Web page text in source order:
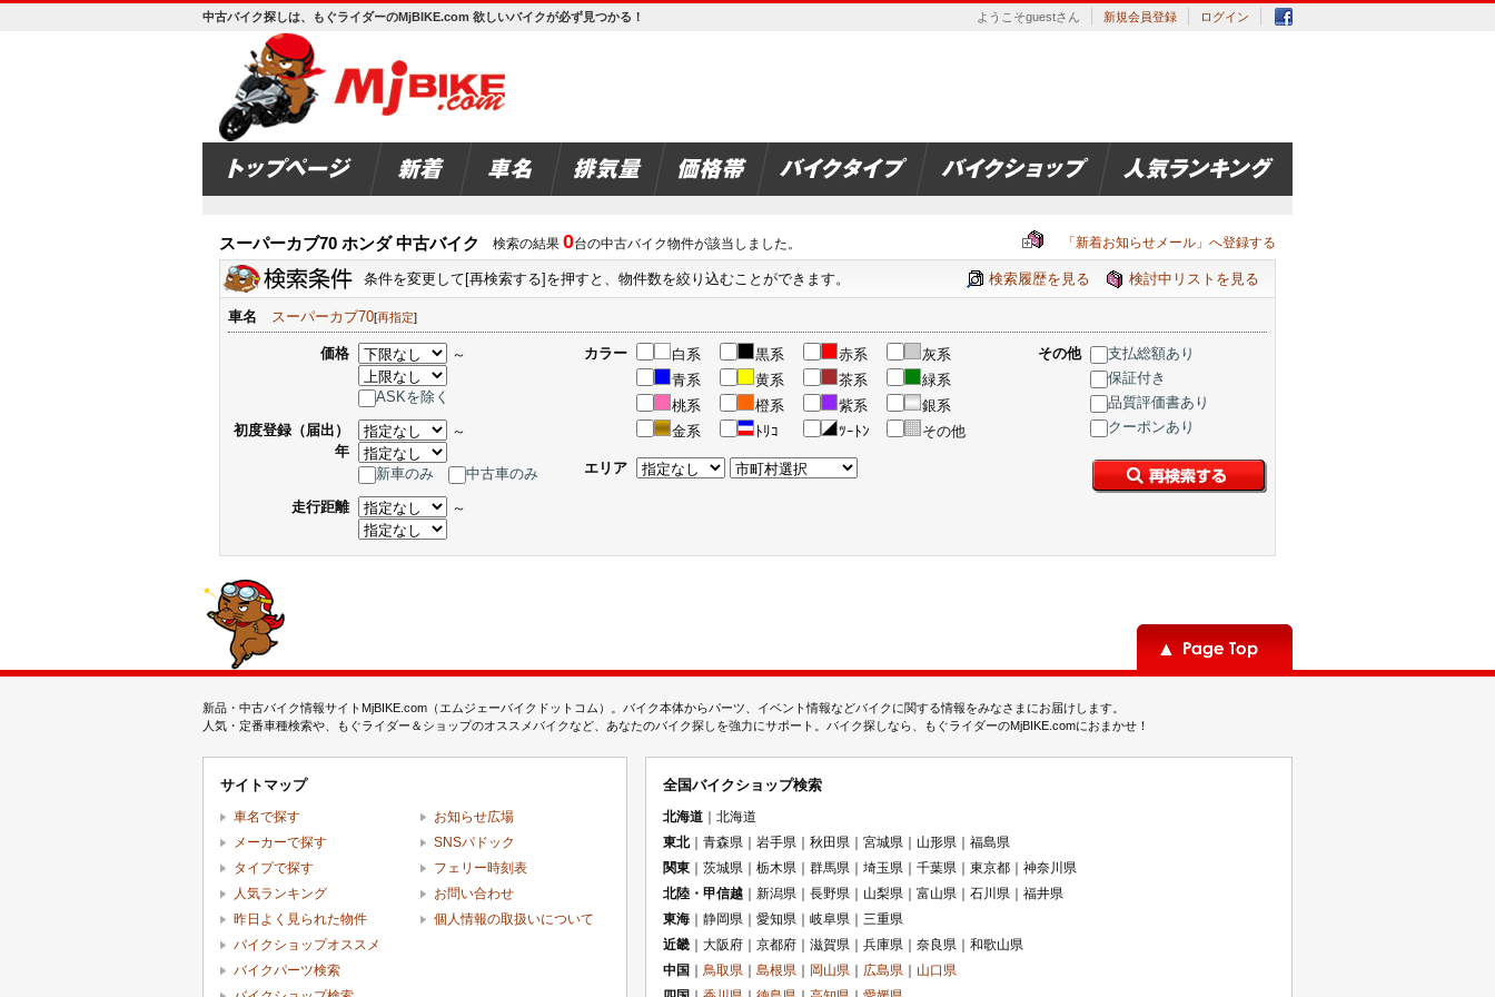
中古バイク探しは、もぐライダーのMjBIKE.com 欲しいバイクが必ず見つかる！ ようこそguestさん 新規会員登録 ログイン
スーパーカブ70 ホンダ 中古バイク 検索の結果 0台の中古バイク物件が該当しました。 「新着お知らせメール」へ登録する
条件を変更して[再検索する]を押すと、物件数を絞り込むことができます。 検討中リストを見る
検索履歴を見る
車名 スーパーカブ70[再指定]
価格 ～
ASKを除く
初度登録（届出）
年
～
新車のみ
中古車のみ
走行距離
～
カラー 白系 黒系 赤系
灰系
青系
黄系 茶系
緑系
桃系
橙系 紫系
銀系
金系
ﾄﾘｺ ﾂｰﾄﾝ その他
エリア
その他
支払総額あり
保証付き
品質評価書あり
クーポンあり
新品・中古バイク情報サイトMjBIKE.com（エムジェーバイクドットコム）。バイク本体からパーツ、イベント情報などバイクに関する情報をみなさまにお届けします。
人気・定番車種検索や、もぐライダー＆ショップのオススメバイクなど、あなたのバイク探しを強力にサポート。バイク探しなら、もぐライダーのMjBIKE.comにおまかせ！
サイトマップ
車名で探す
メーカーで探す
タイプで探す
人気ランキング
昨日よく見られた物件
バイクショップオススメ
バイクパーツ検索
お知らせ広場
SNSパドック
フェリー時刻表
お問い合わせ
個人情報の取扱いについて
全国バイクショップ検索
北海道 ｜北海道
東北｜青森県｜岩手県｜秋田県｜宮城県｜山形県｜福島県
関東 ｜茨城県｜栃木県｜群馬県｜埼玉県｜千葉県｜東京都｜神奈川県
北陸・甲信越 ｜新潟県｜長野県｜山梨県｜富山県｜石川県｜福井県
東海 ｜静岡県｜愛知県｜岐阜県｜三重県
近畿 ｜大阪府｜京都府｜滋賀県｜兵庫県｜奈良県｜和歌山県
中国
鳥取県 島根県 岡山県 広島県
山口県